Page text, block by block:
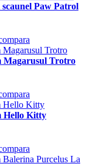
Paw Patrol
Magarusul Trotro
Hello Kitty